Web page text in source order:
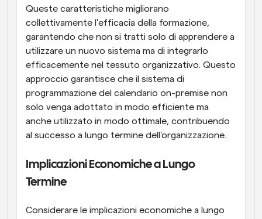
Queste caratteristiche migliorano
collettivamente l'efficacia della formazione,
garantendo che non si tratti solo di apprendere a
utilizzare un nuovo sistema ma di integrarlo
efficacemente nel tessuto organizzativo. Questo
approccio garantisce che il sistema di
programmazione del calendario on-premise non
solo venga adottato in modo efficiente ma
anche utilizzato in modo ottimale, contribuendo
al successo a lungo termine dell'organizzazione.
Implicazioni Economiche a Lungo
Termine
Considerare le implicazioni economiche a lungo